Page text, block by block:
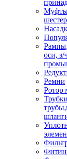
оси, з/
Ремни